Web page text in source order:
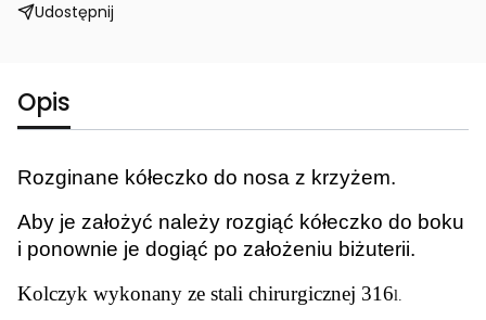
Udostępnij
Opis
Rozginane kółeczko do nosa z krzyżem.
Aby je założyć należy rozgiąć kółeczko do boku
i ponownie je dogiąć po założeniu biżuterii.
Kolczyk wykonany ze stali chirurgicznej 316l.